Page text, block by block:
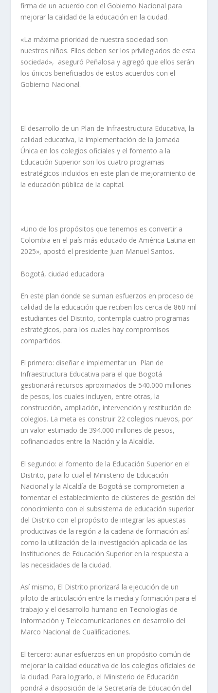
firma de un acuerdo con el Gobierno Nacional para
mejorar la calidad de la educación en la ciudad.
«La máxima prioridad de nuestra sociedad son
nuestros niños. Ellos deben ser los privilegiados de esta
sociedad», aseguró Peñalosa y agregó que ellos serán
los únicos beneficiados de estos acuerdos con el
Gobierno Nacional.
El desarrollo de un Plan de Infraestructura Educativa, la
calidad educativa, la implementación de la Jornada
Única en los colegios oficiales y el fomento a la
Educación Superior son los cuatro programas
estratégicos incluidos en este plan de mejoramiento de
la educación pública de la capital.
«Uno de los propósitos que tenemos es convertir a
Colombia en el país más educado de América Latina en
2025», apostó el presidente Juan Manuel Santos.
Bogotá, ciudad educadora
En este plan donde se suman esfuerzos en proceso de
calidad de la educación que reciben los cerca de 860 mil
estudiantes del Distrito, contempla cuatro programas
estratégicos, para los cuales hay compromisos
compartidos.
El primero: diseñar e implementar un Plan de
Infraestructura Educativa para el que Bogotá
gestionará recursos aproximados de 540.000 millones
de pesos, los cuales incluyen, entre otras, la
construcción, ampliación, intervención y restitución de
colegios. La meta es construir 22 colegios nuevos, por
un valor estimado de 394.000 millones de pesos,
cofinanciados entre la Nación y la Alcaldía.
El segundo: el fomento de la Educación Superior en el
Distrito, para lo cual el Ministerio de Educación
Nacional y la Alcaldía de Bogotá se comprometen a
fomentar el establecimiento de clústeres de gestión del
conocimiento con el subsistema de educación superior
del Distrito con el propósito de integrar las apuestas
productivas de la región a la cadena de formación así
como la utilización de la investigación aplicada de las
Instituciones de Educación Superior en la respuesta a
las necesidades de la ciudad.
Así mismo, El Distrito priorizará la ejecución de un
piloto de articulación entre la media y formación para el
trabajo y el desarrollo humano en Tecnologías de
Información y Telecomunicaciones en desarrollo del
Marco Nacional de Cualificaciones.
El tercero: aunar esfuerzos en un propósito común de
mejorar la calidad educativa de los colegios oficiales de
la ciudad. Para lograrlo, el Ministerio de Educación
pondrá a disposición de la Secretaría de Educación del